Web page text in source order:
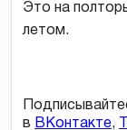
Это на
летом.
в ВКонтакте,